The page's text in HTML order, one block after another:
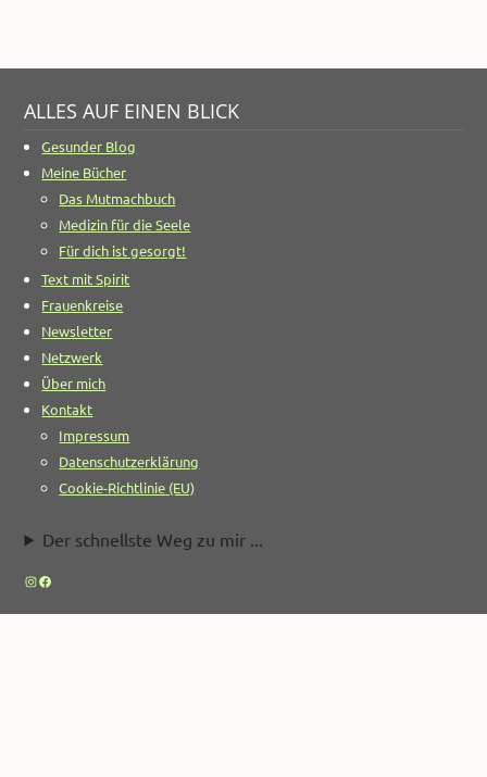
ALLES AUF EINEN BLICK
Gesunder Blog
Meine Bücher
Das Mutmachbuch
Medizin für die Seele
Für dich ist gesorgt!
Text mit Spirit
Frauenkreise
Newsletter
Netzwerk
Über mich
Kontakt
Impressum
Datenschutzerklärung
Cookie-Richtlinie (EU)
Der schnellste Weg zu mir ...
Instagram
Facebook